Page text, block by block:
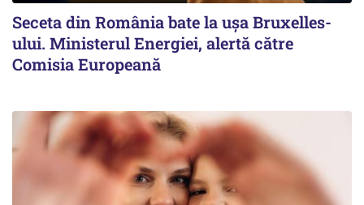
Seceta din România bate la ușa Bruxelles-
ului. Ministerul Energiei, alertă către
Comisia Europeană